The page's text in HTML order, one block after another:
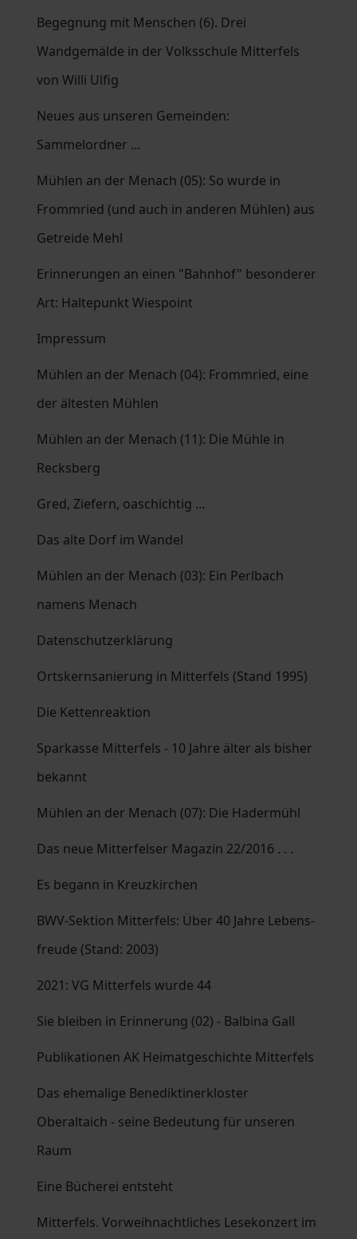
Begegnung mit Menschen (6). Drei
Wandgemälde in der Volksschule Mitterfels
von Willi Ulfig
Neues aus unseren Gemeinden:
Sammelordner ...
Mühlen an der Menach (05): So wurde in
Frommried (und auch in anderen Mühlen) aus
Getreide Mehl
Erinnerungen an einen "Bahnhof" besonderer
Art: Haltepunkt Wiespoint
Impressum
Mühlen an der Menach (04): Frommried, eine
der ältesten Mühlen
Mühlen an der Menach (11): Die Mühle in
Recksberg
Gred, Ziefern, oaschichtig ...
Das alte Dorf im Wandel
Mühlen an der Menach (03): Ein Perlbach
namens Menach
Datenschutzerklärung
Ortskernsanierung in Mitterfels (Stand 1995)
Die Kettenreaktion
Sparkasse Mitterfels - 10 Jahre älter als bisher
bekannt
Mühlen an der Menach (07): Die Hadermühl
Das neue Mitterfelser Magazin 22/2016 . . .
Es begann in Kreuzkirchen
BWV-Sektion Mitterfels: Über 40 Jahre Lebens-
freude (Stand: 2003)
2021: VG Mitterfels wurde 44
Sie bleiben in Erinnerung (02) - Balbina Gall
Publikationen AK Heimatgeschichte Mitterfels
Das ehemalige Benediktinerkloster
Oberaltaich - seine Bedeutung für unseren
Raum
Eine Bücherei entsteht
Mitterfels. Vorweihnachtliches Lesekonzert im